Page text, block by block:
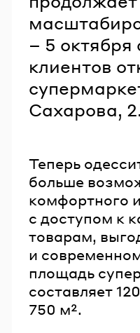
– 5 октября
клиентов
Сахарова, 2.
Теперь
больше
комфортного
с доступом к
товарам,
и
площадь
составляет
750 м².